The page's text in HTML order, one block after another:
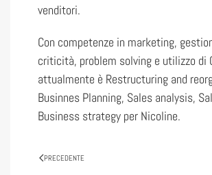
venditori.
Con competenze in marketing,
criticità, problem solving e utilizzo di
attualmente è Restructuring and
Businnes Planning, Sales analysis,
Business strategy per Nicoline.
PRECEDENTE